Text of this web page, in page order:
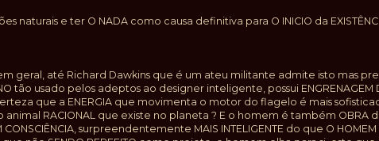
naturais e ter O NADA como causa definitiva para O INICIO da
em geral, até Richard Dawkins que é um ateu militante admite isto mas
tão usado pelos adeptos ao designer inteligente, possui
que a ENERGIA que movimenta o motor do flagelo é mais
animal RACIONAL que existe no planeta ? E o homem é também OBRA
CONSCIÊNCIA, surpreendentemente MAIS INTELIGENTE do que O